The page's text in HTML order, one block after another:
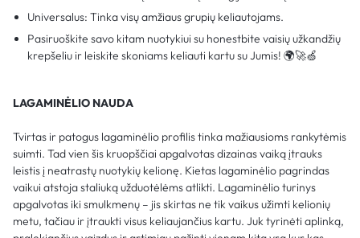
Universalus: Tinka visų amžiaus grupių keliautojams.
Pasiruoškite savo kitam nuotykiui su honestbite vaisių užkandžių
krepšeliu ir leiskite skoniams keliauti kartu su Jumis! 🌍🚀🍏
LAGAMINĖLIO NAUDA
Tvirtas ir patogus lagaminėlio profilis tinka mažiausioms rankytėmis
suimti. Tad vien šis kruopščiai apgalvotas dizainas vaiką įtrauks
leistis į neatrastų nuotykių kelionę. Kietas lagaminėlio pagrindas
vaikui atstoja staliuką užduotėlėms atlikti. Lagaminėlio turinys
apgalvotas iki smulkmenų – jis skirtas ne tik vaikus užimti kelionių
metu, tačiau ir įtraukti visus keliaujančius kartu. Juk tyrinėti aplinką,